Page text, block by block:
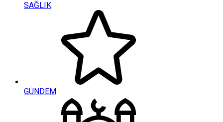
SAĞLIK
GÜNDEM